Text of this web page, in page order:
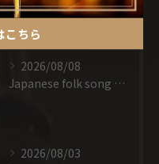
2026/08/08
Japanese folk song × cocktail
2026/08/03
こちら
こちら